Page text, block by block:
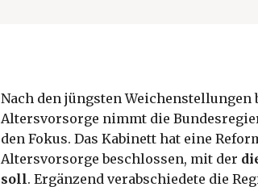
Nach den jüngsten
Altersvorsorge nimmt die
den Fokus. Das Kabinett hat eine
Altersvorsorge beschlossen, mit der
soll. Ergänzend verabschiedete die